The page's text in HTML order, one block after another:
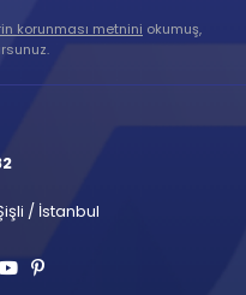
korunması metnini okumuş,
/ İstanbul